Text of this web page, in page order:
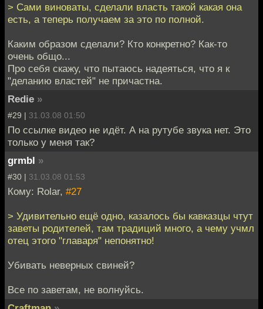
> Сами виноваты, сделали власть такой какая она
есть, а теперь получаем за это по полной.
Каким образом сделали? Кто конкретно? Как-то
очень общо...
Про себя скажу, что пытаюсь надеяться, что я к
"деланию властей" не причастна.
Redie »
#29 | 31.03.08 01:50
По ссылке видео не идёт. А на рутубе звука нет. Это
только у меня так?
grmbl »
#30 | 31.03.08 01:53
Кому: Rolar, #27
> Удивительно ещё одно, казалось бы кавказцы чтут
заветы родителей, там традиций много, а чему учмл
отец этого "главаря" непонятно!
Убивать неверных свиней?
Все по заветам, не волнуйсь.